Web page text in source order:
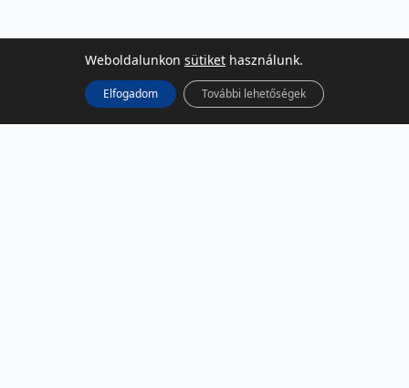
Weboldalunkon sütiket használunk.
Elfogadom További lehetőségek